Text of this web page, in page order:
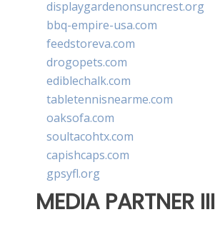
displaygardenonsuncrest.org
bbq-empire-usa.com
feedstoreva.com
drogopets.com
ediblechalk.com
tabletennisnearme.com
oaksofa.com
soultacohtx.com
capishcaps.com
gpsyfl.org
MEDIA PARTNER III